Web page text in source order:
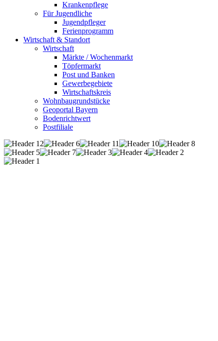
Krankenpflege
Für Jugendliche
Jugendpfleger
Ferienprogramm
Wirtschaft & Standort
Wirtschaft
Märkte / Wochenmarkt
Töpfermarkt
Post und Banken
Gewerbegebiete
Wirtschaftskreis
Wohnbaugrundstücke
Geoportal Bayern
Bodenrichtwert
Postfiliale